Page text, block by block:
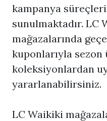
kampanya
sunulmaktadır. LC
mağazalarında
kuponlarıyla
koleksiyonlardan
yararlanabilirsiniz.
LC Waikiki